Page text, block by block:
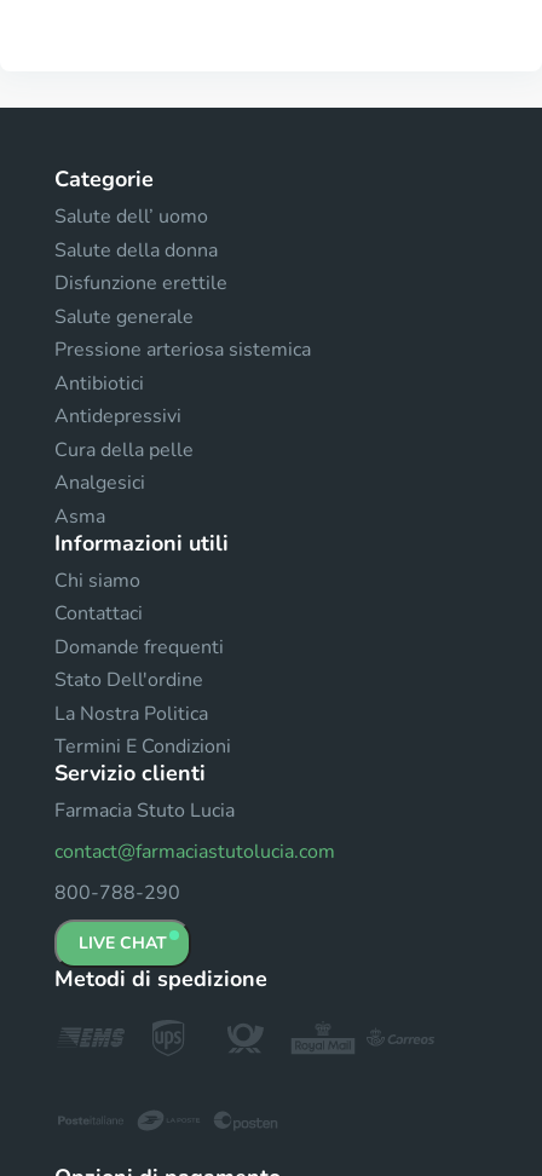
Categorie
Salute dell’ uomo
Salute della donna
Disfunzione erettile
Salute generale
Pressione arteriosa sistemica
Antibiotici
Antidepressivi
Cura della pelle
Analgesici
Asma
Informazioni utili
Chi siamo
Contattaci
Domande frequenti
Stato Dell'ordine
La Nostra Politica
Termini E Condizioni
Servizio clienti
Farmacia Stuto Lucia
contact@farmaciastutolucia.com
800-788-290
LIVE CHAT
Metodi di spedizione